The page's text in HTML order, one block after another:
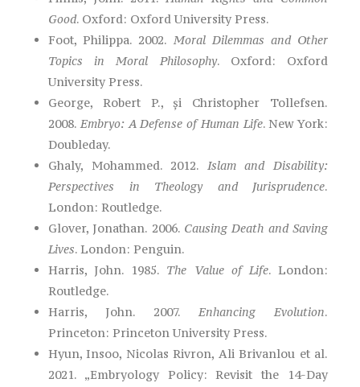
Good. Oxford: Oxford University Press.
Foot, Philippa. 2002. Moral Dilemmas and Other
Topics in Moral Philosophy. Oxford: Oxford
University Press.
George, Robert P., și Christopher Tollefsen.
2008.Embryo: A Defense of Human Life. New York:
Doubleday.
Ghaly, Mohammed. 2012. Islam and Disability:
Perspectives in Theology and Jurisprudence.
London: Routledge.
Glover, Jonathan. 2006. Causing Death and Saving
Lives. London: Penguin.
Harris, John. 1985. The Value of Life. London:
Routledge.
Harris, John. 2007.Enhancing Evolution.
Princeton: Princeton University Press.
Hyun, Insoo, Nicolas Rivron, Ali Brivanlou et al.
2021. „Embryology Policy: Revisit the 14-Day